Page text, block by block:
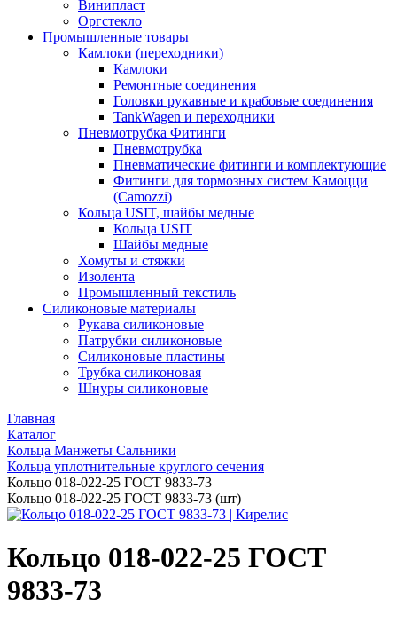
Винипласт
Оргстекло
Промышленные товары
Камлоки (переходники)
Камлоки
Ремонтные соединения
Головки рукавные и крабовые соединения
TankWagen и переходники
Пневмотрубка Фитинги
Пневмотрубка
Пневматические фитинги и комплектующие
Фитинги для тормозных систем Камоцци
(Camozzi)
Кольца USIT, шайбы медные
Кольца USIT
Шайбы медные
Хомуты и стяжки
Изолента
Промышленный текстиль
Силиконовые материалы
Рукава силиконовые
Патрубки силиконовые
Силиконовые пластины
Трубка силиконовая
Шнуры силиконовые
Главная
Каталог
Кольца Манжеты Сальники
Кольца уплотнительные круглого сечения
Кольцо 018-022-25 ГОСТ 9833-73
Кольцо 018-022-25 ГОСТ 9833-73 (шт)
Кольцо 018-022-25 ГОСТ
9833-73